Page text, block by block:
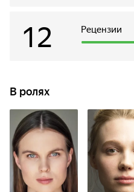
Рецензии
12
В ролях